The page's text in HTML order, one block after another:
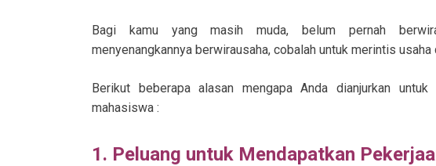
Bagi kamu yang masih muda, belum pernah
menyenangkannya berwirausaha, cobalah untuk merintis
Berikut beberapa alasan mengapa Anda dianjurkan
mahasiswa :
1. Peluang untuk Mendapatkan